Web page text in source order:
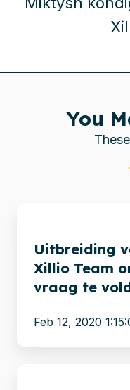
You
Amerikaanse
Xillio
om
aan
Uitbreiding
Xillio Team
vraag te
Feb 12, 2020